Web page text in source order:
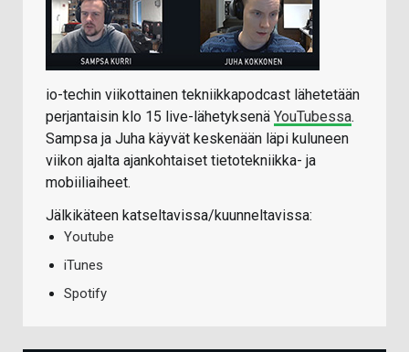
io-techin viikottainen tekniikkapodcast lähetetään
perjantaisin klo 15 live-lähetyksenä YouTubessa.
Sampsa ja Juha käyvät keskenään läpi kuluneen
viikon ajalta ajankohtaiset tietotekniikka- ja
mobiiliaiheet.
Jälkikäteen katseltavissa/kuunneltavissa:
Youtube
iTunes
Spotify